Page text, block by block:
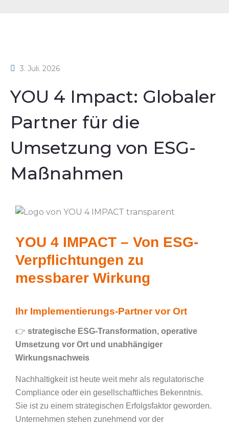
3. Juli. 2026
YOU 4 Impact: Globaler
Partner für die
Umsetzung von ESG-
Maßnahmen
YOU 4 IMPACT – Von ESG-
Verpflichtungen zu
messbarer Wirkung
Ihr Implementierungs-Partner vor Ort
👉 strategische ESG-Transformation, operative
Umsetzung vor Ort und unabhängiger
Wirkungsnachweis
Nachhaltigkeit ist heute weit mehr als regulatorische
Compliance oder ein gesellschaftliches Bekenntnis.
Sie ist zu einem strategischen Erfolgsfaktor geworden.
Unternehmen stehen zunehmend vor der